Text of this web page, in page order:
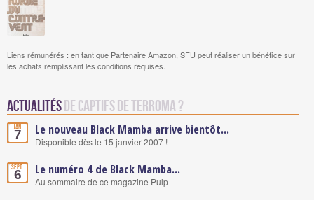
Liens rémunérés : en tant que Partenaire Amazon, SFU peut réaliser un bénéfice sur
les achats remplissant les conditions requises.
Actualités de Captifs de Terroma ?
Jan.
7 Le nouveau Black Mamba arrive bientôt...
Disponible dès le 15 janvier 2007 !
Sept.
6 Le numéro 4 de Black Mamba...
Au sommaire de ce magazine Pulp